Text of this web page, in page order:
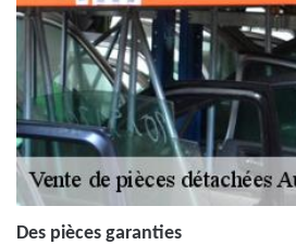
Des pièces garanties